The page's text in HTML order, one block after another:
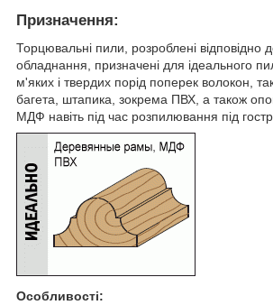
Призначення:
Торцювальні пили, розроблені відповідно
обладнання, призначені для ідеального
м'яких і твердих порід поперек волокон,
багета, штапика, зокрема ПВХ, а також
МДФ навіть під час розпилювання під
Особливості: